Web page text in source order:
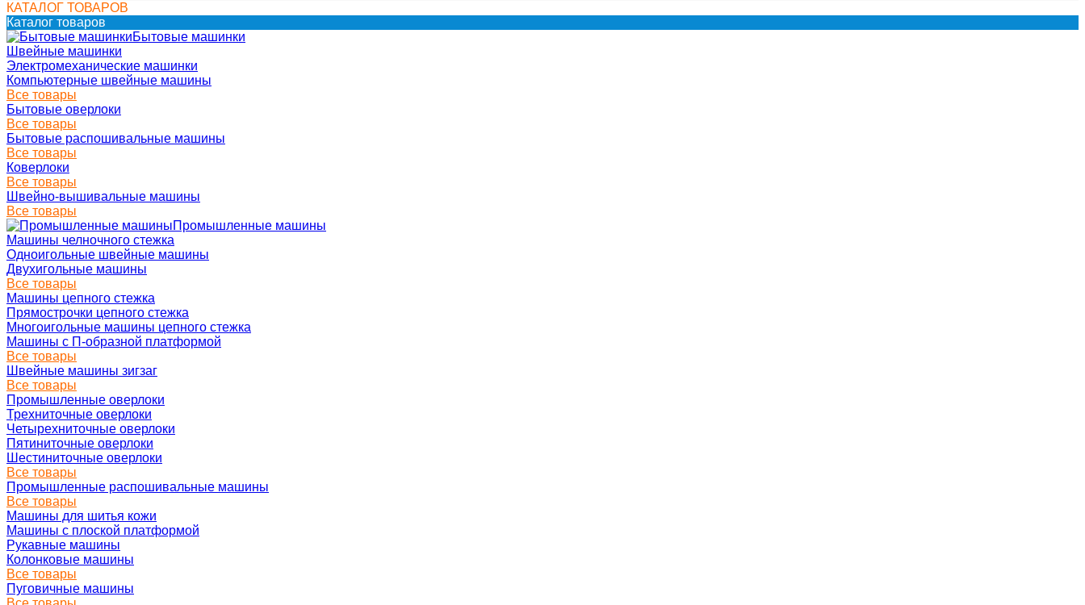
КАТАЛОГ ТОВАРОВ
Каталог товаров
Бытовые машинки
Швейные машинки
Электромеханические машинки
Компьютерные швейные машины
Все товары
Бытовые оверлоки
Все товары
Бытовые распошивальные машины
Все товары
Коверлоки
Все товары
Швейно-вышивальные машины
Все товары
Промышленные машины
Машины челночного стежка
Одноигольные швейные машины
Двухигольные машины
Все товары
Машины цепного стежка
Прямострочки цепного стежка
Многоигольные машины цепного стежка
Машины с П-образной платформой
Все товары
Швейные машины зигзаг
Все товары
Промышленные оверлоки
Трехниточные оверлоки
Четырехниточные оверлоки
Пятиниточные оверлоки
Шестиниточные оверлоки
Все товары
Промышленные распошивальные машины
Все товары
Машины для шитья кожи
Машины с плоской платформой
Рукавные машины
Колонковые машины
Все товары
Пуговичные машины